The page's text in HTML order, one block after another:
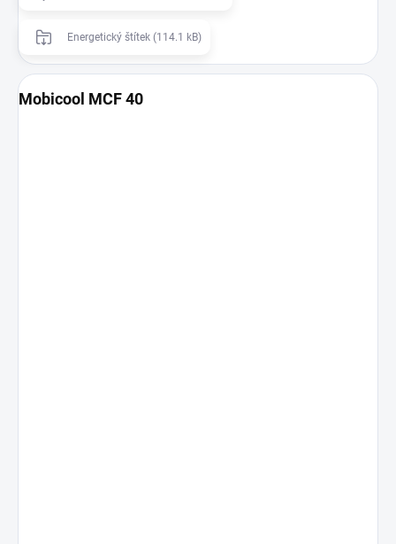
Energetický štítek (114.1 kB)
Mobicool MCF 40